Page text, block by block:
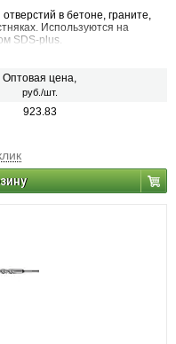
в бетоне, граните,
Используются на
SDS-plus.
Оптовая цена,
руб./шт.
923.83